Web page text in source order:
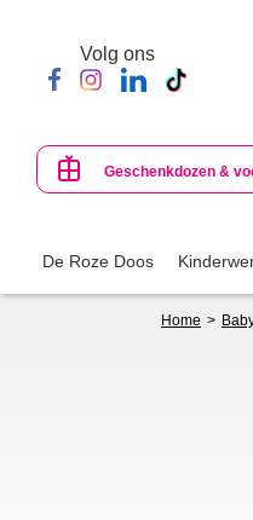
content
Volg ons
Geschenkdozen &
De Roze Doos
Home